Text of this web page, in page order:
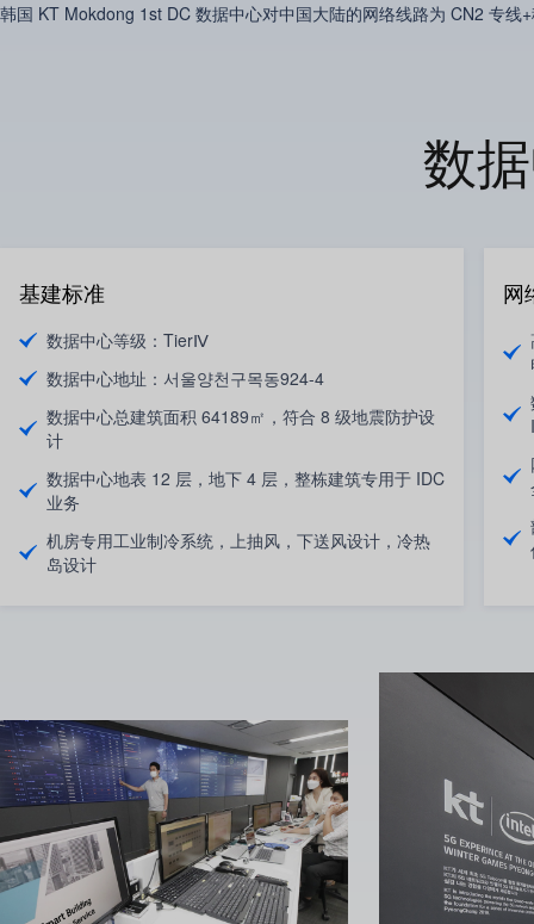
韩国 KT Mokdong 1st DC 数据中心对中国大陆的网络线路为 CN2 专
数
基建标准
数据中心等级：TierⅣ
数据中心地址：서울양천구목동924-4
数据中心总建筑面积 64189㎡，符合 8 级地震防护设
计
数据中心地表 12 层，地下 4 层，整栋建筑专用于 IDC
业务
机房专用工业制冷系统，上抽风，下送风设计，冷热
岛设计
网